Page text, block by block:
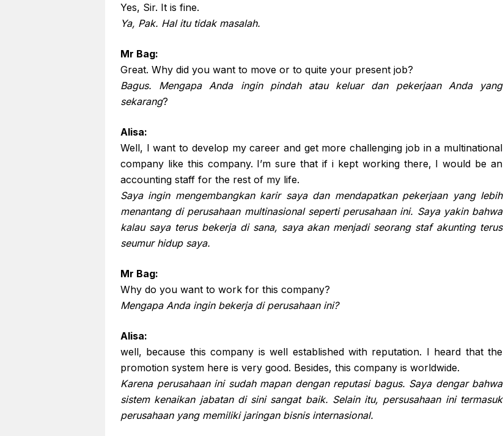
Yes, Sir. It is fine.
Ya, Pak. Hal itu tidak masalah.
Mr Bag:
Great. Why did you want to move or to quite your present job?
Bagus. Mengapa Anda ingin pindah atau keluar dan pekerjaan Anda yang
sekarang?
Alisa:
Well, I want to develop my career and get more challenging job in a multinational
company like this company. I’m sure that if i kept working there, I would be an
accounting staff for the rest of my life.
Saya ingin mengembangkan karir saya dan mendapatkan pekerjaan yang Iebih
menantang di perusahaan multinasional seperti perusahaan ini. Saya yakin bahwa
kalau saya terus bekerja di sana, saya akan menjadi seorang staf akunting terus
seumur hidup saya.
Mr Bag:
Why do you want to work for this company?
Mengapa Anda ingin bekerja di perusahaan ini?
Alisa:
well, because this company is well established with reputation. I heard that the
promotion system here is very good. Besides, this company is worldwide.
Karena perusahaan ini sudah mapan dengan reputasi bagus. Saya dengar bahwa
sistem kenaikan jabatan di sini sangat baik. Selain itu, persusahaan ini termasuk
perusahaan yang memiliki jaringan bisnis internasional.